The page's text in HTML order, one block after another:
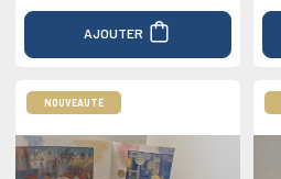
AJOUTER
NOUVEAUTÉ